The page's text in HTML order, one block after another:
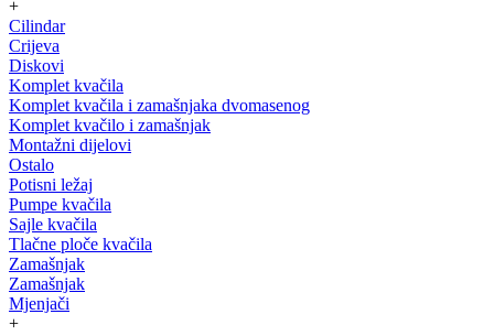
+
Cilindar
Crijeva
Diskovi
Komplet kvačila
Komplet kvačila i zamašnjaka dvomasenog
Komplet kvačilo i zamašnjak
Montažni dijelovi
Ostalo
Potisni ležaj
Pumpe kvačila
Sajle kvačila
Tlačne ploče kvačila
Zamašnjak
Zamašnjak
Mjenjači
+